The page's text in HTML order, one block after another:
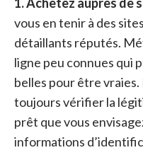
vous en tenir à des
détaillants réputés.
ligne peu connues qui
belles pour être
toujours vérifier la
prêt que vous
informations